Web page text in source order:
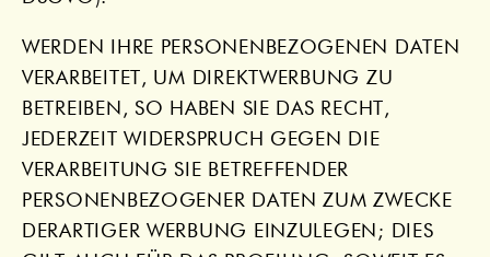
WERDEN IHRE PERSONENBEZOGENEN DATEN
VERARBEITET, UM DIREKTWERBUNG ZU
BETREIBEN, SO HABEN SIE DAS RECHT,
JEDERZEIT WIDERSPRUCH GEGEN DIE
VERARBEITUNG SIE BETREFFENDER
PERSONENBEZOGENER DATEN ZUM ZWECKE
DERARTIGER WERBUNG EINZULEGEN; DIES